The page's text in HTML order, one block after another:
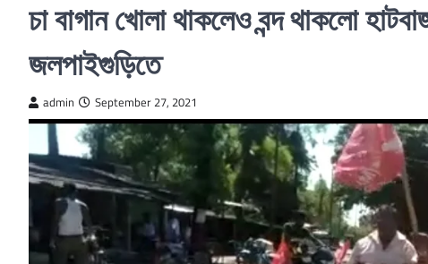
চা বাগান খোলা থাকলেও বন্দ থাকলো
জলপাইগুড়িতে
admin September 27, 2021